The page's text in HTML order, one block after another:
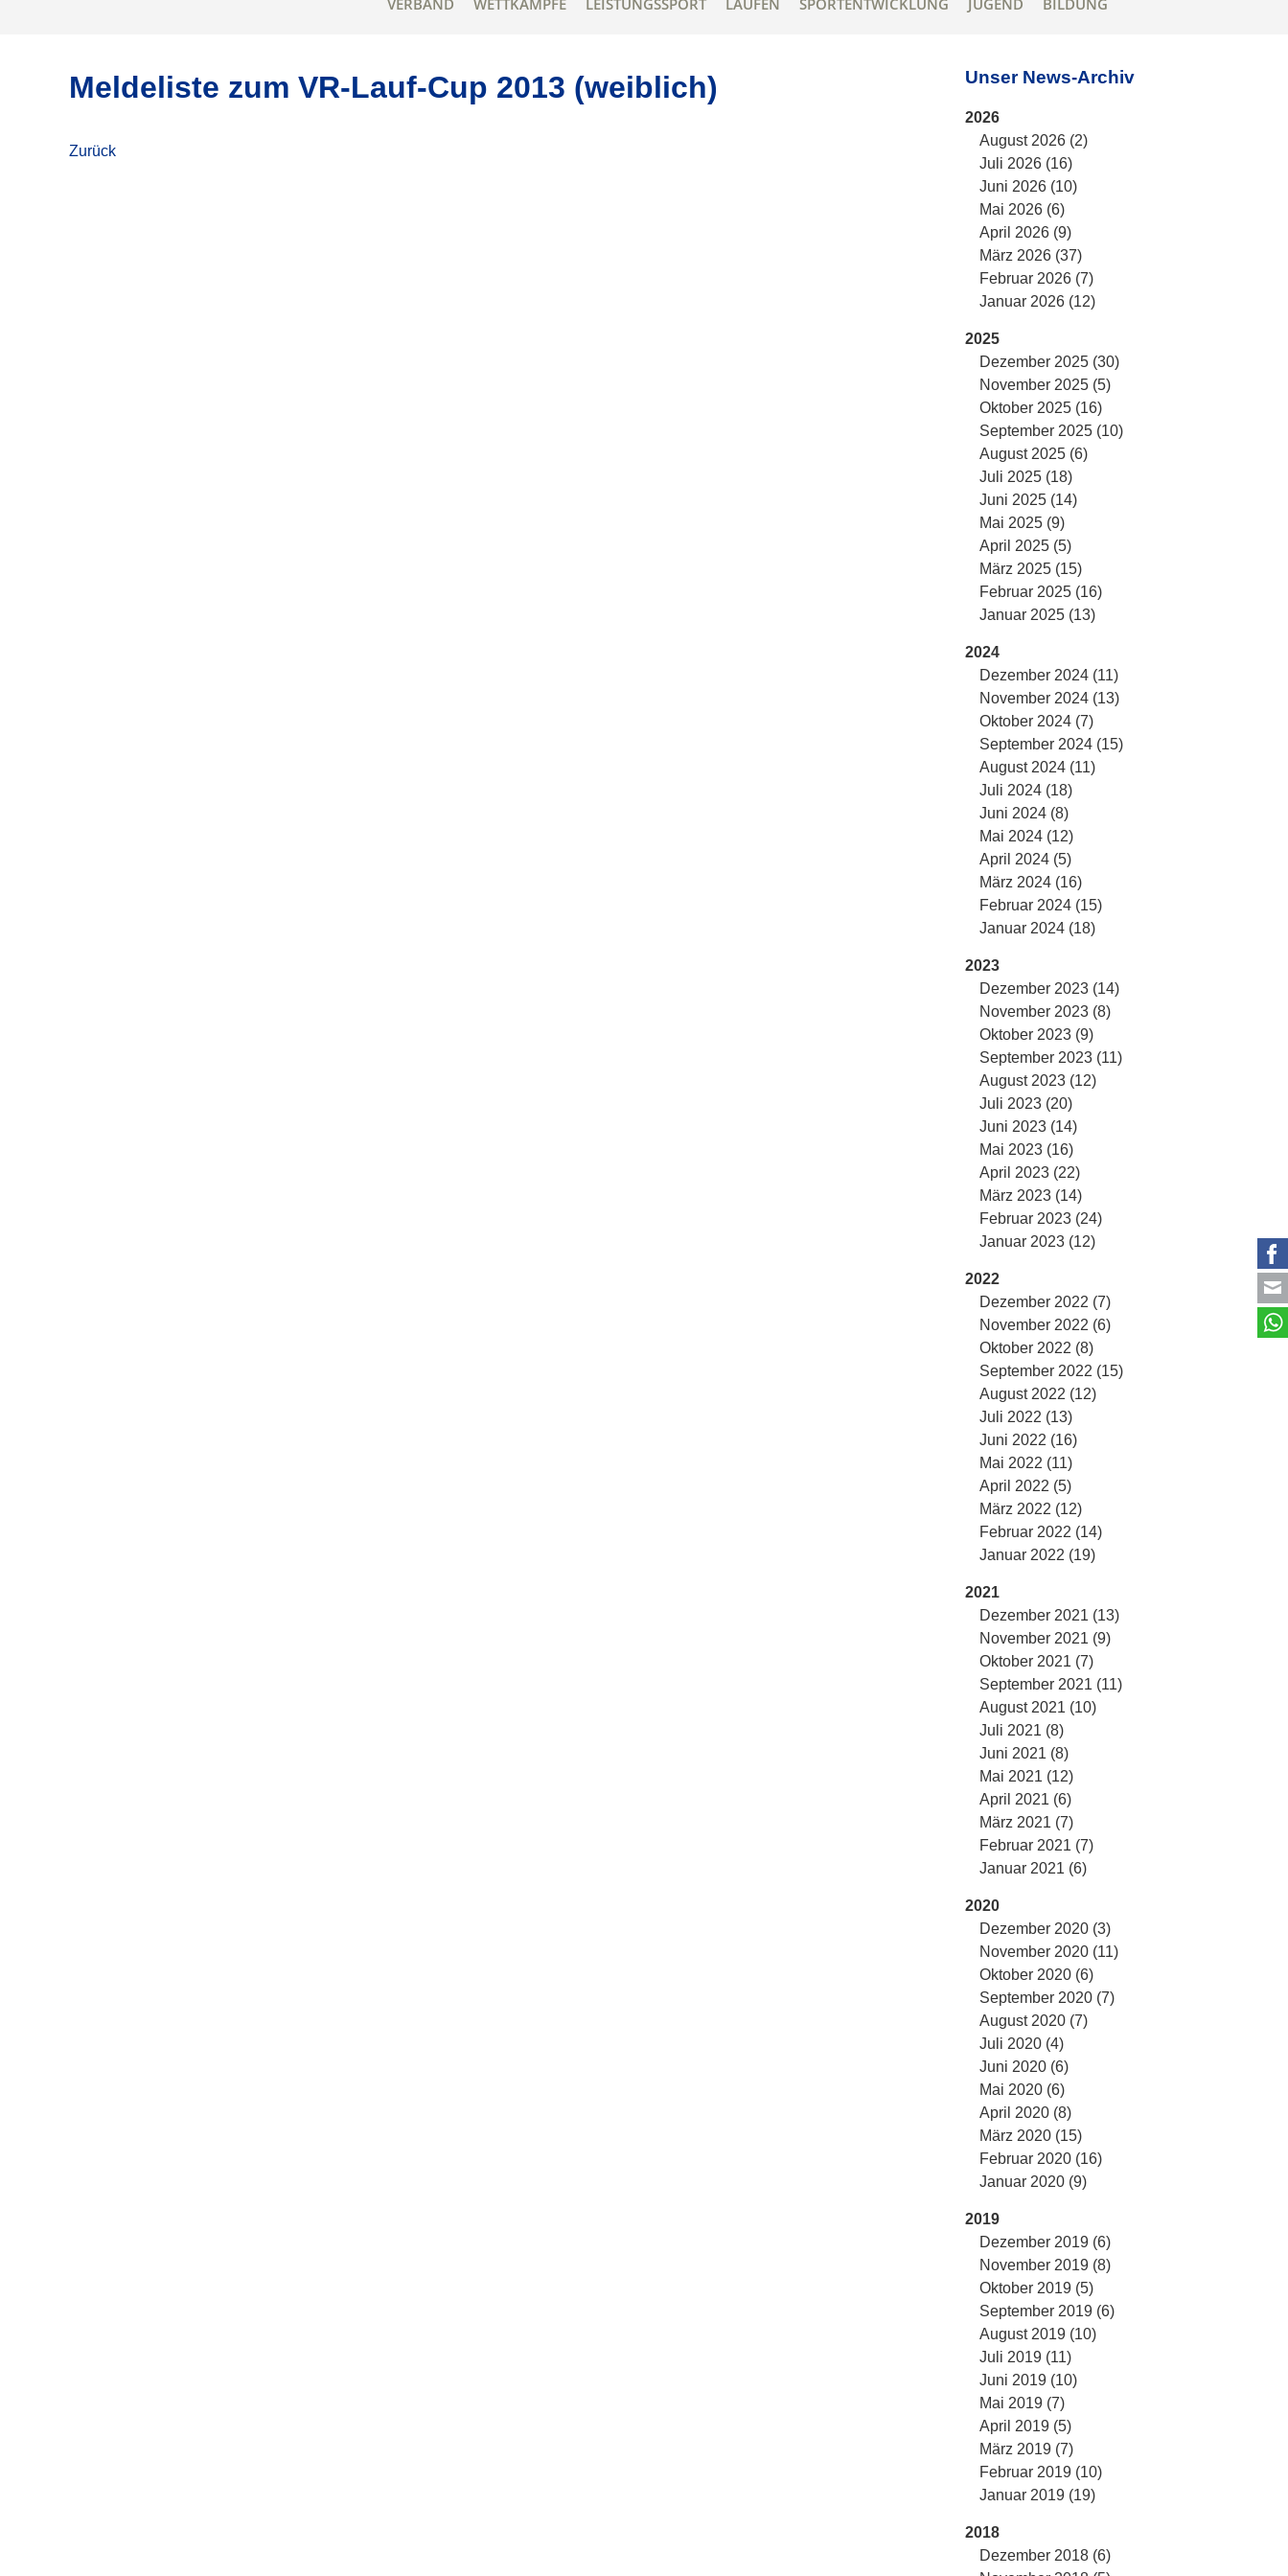
VERBAND WETTKÄMPFE LEISTUNGSSPORT LAUFEN SPORTENTWICKLUNG JUGEND BILDUNG
Meldeliste zum VR-Lauf-Cup 2013 (weiblich)
Zurück
Unser News-Archiv
2026
August 2026 (2)
Juli 2026 (16)
Juni 2026 (10)
Mai 2026 (6)
April 2026 (9)
März 2026 (37)
Februar 2026 (7)
Januar 2026 (12)
2025
Dezember 2025 (30)
November 2025 (5)
Oktober 2025 (16)
September 2025 (10)
August 2025 (6)
Juli 2025 (18)
Juni 2025 (14)
Mai 2025 (9)
April 2025 (5)
März 2025 (15)
Februar 2025 (16)
Januar 2025 (13)
2024
Dezember 2024 (11)
November 2024 (13)
Oktober 2024 (7)
September 2024 (15)
August 2024 (11)
Juli 2024 (18)
Juni 2024 (8)
Mai 2024 (12)
April 2024 (5)
März 2024 (16)
Februar 2024 (15)
Januar 2024 (18)
2023
Dezember 2023 (14)
November 2023 (8)
Oktober 2023 (9)
September 2023 (11)
August 2023 (12)
Juli 2023 (20)
Juni 2023 (14)
Mai 2023 (16)
April 2023 (22)
März 2023 (14)
Februar 2023 (24)
Januar 2023 (12)
2022
Dezember 2022 (7)
November 2022 (6)
Oktober 2022 (8)
September 2022 (15)
August 2022 (12)
Juli 2022 (13)
Juni 2022 (16)
Mai 2022 (11)
April 2022 (5)
März 2022 (12)
Februar 2022 (14)
Januar 2022 (19)
2021
Dezember 2021 (13)
November 2021 (9)
Oktober 2021 (7)
September 2021 (11)
August 2021 (10)
Juli 2021 (8)
Juni 2021 (8)
Mai 2021 (12)
April 2021 (6)
März 2021 (7)
Februar 2021 (7)
Januar 2021 (6)
2020
Dezember 2020 (3)
November 2020 (11)
Oktober 2020 (6)
September 2020 (7)
August 2020 (7)
Juli 2020 (4)
Juni 2020 (6)
Mai 2020 (6)
April 2020 (8)
März 2020 (15)
Februar 2020 (16)
Januar 2020 (9)
2019
Dezember 2019 (6)
November 2019 (8)
Oktober 2019 (5)
September 2019 (6)
August 2019 (10)
Juli 2019 (11)
Juni 2019 (10)
Mai 2019 (7)
April 2019 (5)
März 2019 (7)
Februar 2019 (10)
Januar 2019 (19)
2018
Dezember 2018 (6)